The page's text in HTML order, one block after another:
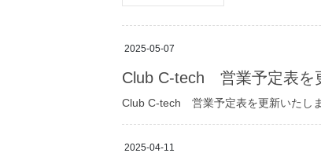
2025-05-07
Club C-tech 営業予定表を
Club C-tech 営業予定表を更新いたしま
2025-04-11